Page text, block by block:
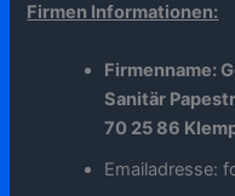
Firmen Informationen:
Firmenname:
Sanitär
70 25 86
Emailadresse: